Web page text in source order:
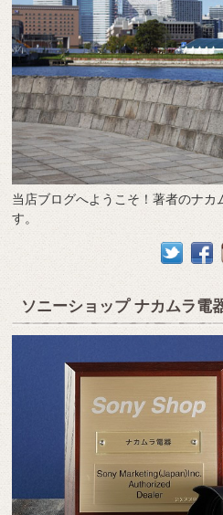
当店ブログへようこそ！著者のナ
す。
ソニーショップ ナカムラ電